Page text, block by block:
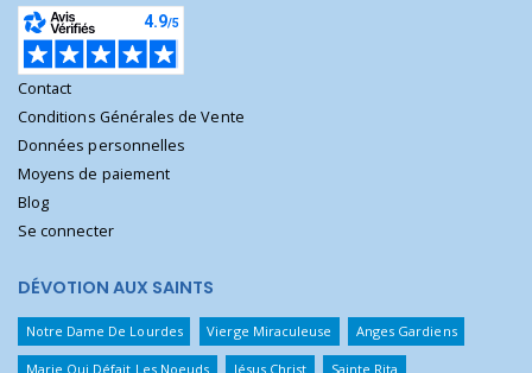
Contact
Conditions Générales de Vente
Données personnelles
Moyens de paiement
Blog
Se connecter
DÉVOTION AUX SAINTS
Notre Dame De Lourdes Vierge Miraculeuse Anges Gardiens
Marie Qui Défait Les Noeuds Jésus Christ Sainte Rita